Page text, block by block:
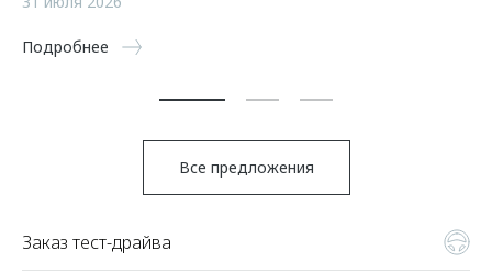
Подробнее
Все предложения
Заказ тест-драйва